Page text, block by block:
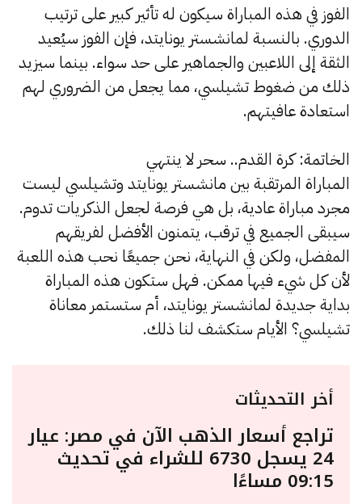
الفوز في هذه المباراة سيكون له تأثير كبير على ترتيب
الدوري. بالنسبة لمانشستر يونايتد، فإن الفوز سيُعيد
الثقة إلى اللاعبين والجماهير على حد سواء. بينما سيزيد
ذلك من ضغوط تشيلسي، مما يجعل من الضروري لهم
استعادة عافيتهم.
الخاتمة: كرة القدم.. سحر لا ينتهي
المباراة المرتقبة بين مانشستر يونايتد وتشيلسي ليست
مجرد مباراة عادية، بل هي فرصة لجعل الذكريات تدوم.
سيبقى الجميع في ترقب، يتمنون الأفضل لفريقهم
المفضل، ولكن في النهاية، نحن جميعًا نحب هذه اللعبة
لأن كل شيء فيها ممكن. فهل ستكون هذه المباراة
بداية جديدة لمانشستر يونايتد، أم ستستمر معاناة
تشيلسي؟ الأيام ستكشف لنا ذلك.
أخر التحديثات
تراجع أسعار الذهب الآن في مصر: عيار
24 يسجل 6730 للشراء في تحديث
09:15 مساءًا